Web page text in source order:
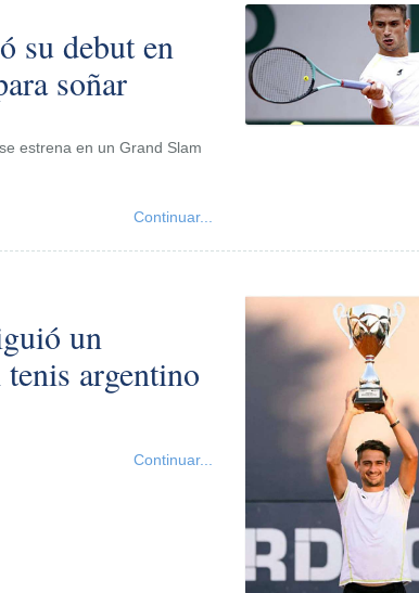
su debut en
soñar
estrena en un Grand Slam
Continuar...
un
argentino
Continuar...